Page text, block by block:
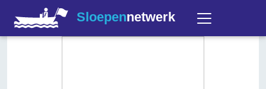
Sloepennetwerk